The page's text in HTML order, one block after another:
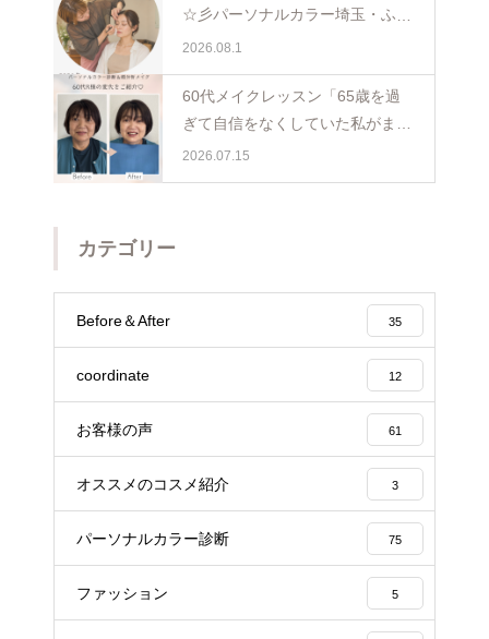
☆彡パーソナルカラー埼玉・ふじ
み野
2026.08.1
60代メイクレッスン「65歳を過
ぎて自信をなくしていた私がまた
少し前を向けました☺️埼玉・ふじ
み野
2026.07.15
カテゴリー
Before＆After 35
coordinate 12
お客様の声 61
オススメのコスメ紹介 3
パーソナルカラー診断 75
ファッション 5